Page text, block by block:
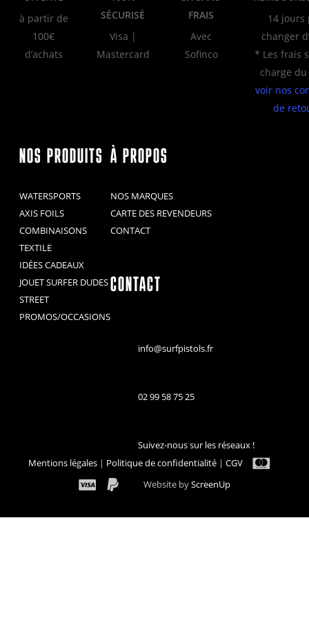
à partir de
100€
d’achats
SÉCURISÉ
Visa |
Mastercard
FRAIS
Avec
Sofinco
14 jours
changer
* Les frais
charge
voir nos
de
NOS PRODUITS
WATERSPORTS
AXIS FOILS
COMBINAISONS
TEXTILE
IDÉES CADEAUX
JOUET SURFER DUDES
STREET
PROMOS/OCCASIONS
À PROPOS
NOS MARQUES
CARTE DES REVENDEURS
CONTACT
CONTACT
info@surfpistols.fr
02 99 58 75 25
Suivez-nous sur les réseaux !
Mentions légales | Politique de confidentialité |CGV
Website byScreenUp